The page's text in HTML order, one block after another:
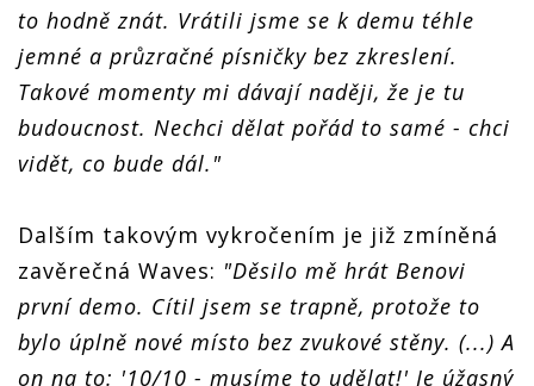
to hodně znát. Vrátili jsme se k demu téhle
jemné a průzračné písničky bez zkreslení.
Takové momenty mi dávají naději, že je tu
budoucnost. Nechci dělat pořád to samé - chci
vidět, co bude dál."
Dalším takovým vykročením je již zmíněná
zavěrečná Waves: "Děsilo mě hrát Benovi
první demo. Cítil jsem se trapně, protože to
bylo úplně nové místo bez zvukové stěny. (...) A
on na to: '10/10 - musíme to udělat!' Je úžasný